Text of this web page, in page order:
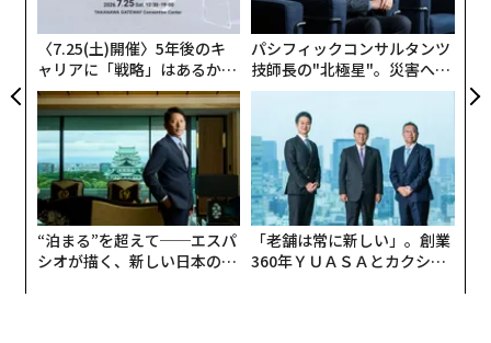
資本は消滅するのではなく、集中する。ファンドは実績
あるトラックレコード、リピート創業者、確立されたネ
ットワークを優先する。バリュエーションの規律は強ま
り、交渉上のレバレッジは資本提供者側へ移る。
継続的な資金調達ラウンドへの依存は、起業家にとって
も構造面でも脆弱性になり得る
上場市場は地政学リスクをほぼ即座に再価格付けする。
プライベートの評価額はより緩慢に調整されるため、創
〈7.25(土)開催〉5年後のキ
ャリアに「戦略」はあるか。
トップエグゼクティブのキャ
リアに触れる1日│CAREER S
UMMIT 2026
パシフィックコンサルタンツ
技師長の"北極星"。災害への
無力感を乗り越え見つけた、
防災一筋20年の答え
“泊まる”を超えて──エスパ
シオが描く、新しい日本のラ
「老舗は常に新しい」。創業
360年ＹＵＡＳＡとカクシン